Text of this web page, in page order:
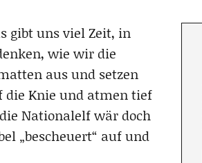
gibt uns viel Zeit, in
wie wir die
aus und setzen
die Knie und atmen tief
Nationalelf wär doch
„bescheuert“ auf und